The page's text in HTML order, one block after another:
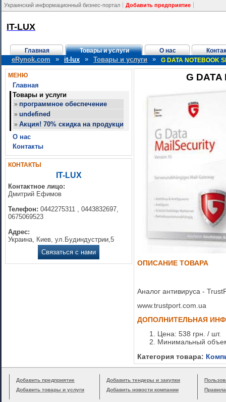
Украинский информационный бизнес-портал Добавить предприятие
IT-LUX
Главная Товары и услуги О нас
eRynok.com » it-lux » Товары и услуги » G DATA NOTEBOOK
МЕНЮ
Главная
Товары и услуги
» программное обеспечение
» undefined
» Акция! 70% скидка на продукцию Adobe (украинские версии)
О нас
Контакты
КОНТАКТЫ
IT-LUX
Контактное лицо:
Дмитрий Ефимов
Телефон: 0442275311 , 0443832697,
0675069523
Адрес:
Украина, Киев, ул.Будиндустрии,5
Связаться с нами
G DATA
ОПИСАНИЕ ТОВАРА
Аналог антивируса -
www.trustport.com.ua
ДОПОЛНИТЕЛЬНАЯ
Цена: 538 грн. / шт.
Минимальный
Категория товара:
Добавить предприятие
Добавить товары и услуги
Добавить тендеры и закупки
Добавить новости компании